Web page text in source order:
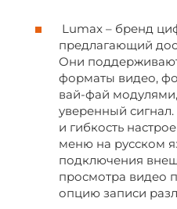
Lumax – бренд
предлагающий
Они
форматы видео,
вай-фай
уверенный
и гибкость
меню на русском
подключения
просмотра видео
опцию записи